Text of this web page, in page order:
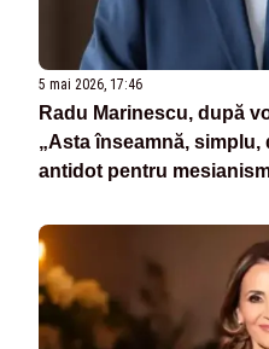
5 mai 2026, 17:46
Radu Marinescu, după
„Asta înseamnă, simplu,
antidot pentru